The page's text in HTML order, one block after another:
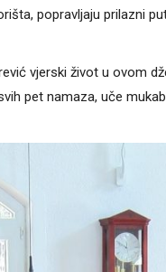
popravljaju prilazni
vjerski život u ovom
pet namaza, uče